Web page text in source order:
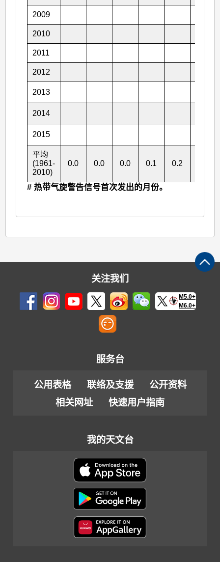
2009
2010
2011
2012
2013
2014
2015
平均
(1961-
2010)
0.0 0.0 0.0 0.1 0.2
# 热带气旋警告信号首次发出的月份。
关注我们
M5.0+
M6.0+
服务台
公用表格 联络及支援
公开资料
相关网址
快速用户指南
我的天文台